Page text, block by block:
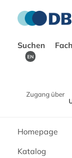
Suchen
EN
Zugang über
Homepage
Katalog